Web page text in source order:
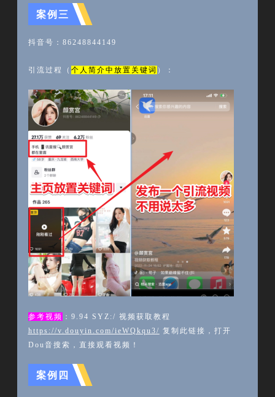
案例三
抖音号： 86248844149
引流过程（ 个人简介中放置关键词 ）：
参考视频 ： 9.94 SYZ:/ 视频获取教程
https://v.douyin.com/ieWQkqu3/ 复制此链接，打开
Dou音搜索，直接观看视频！
案例四